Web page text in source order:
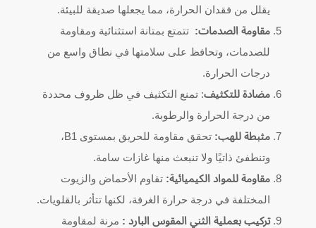
يقلل من فقدان الحرارة، مما يجعلها صديقة للبيئة.
مقاومة الصدمات: تتمتع بمتانة استثنائية ومقاومة
للصدمات، وتحافظ على سلامتها في نطاق واسع من
درجات الحرارة.
مضادة للتكثيف: تمنع التكثيف في ظل ظروف محددة
من درجة الحرارة والرطوبة.
مثبطة للهب:
تحقق مقاومة للحريق بمستوى B1،
وتنطفئ ذاتيًا ولا تنبعث منها غازات سامة.
مقاومة للمواد الكيميائية: تقاوم الأحماض والزيوت
المختلفة في درجة حرارة الغرفة، لكنها تتأثر بالقلويات.
تركيب بعملية الثني المقوس البارد : مرنة لمقاومة